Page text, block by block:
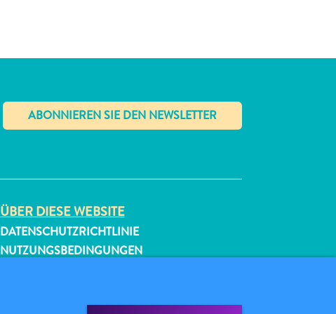
✕
ÜBER DIESE WEBSITE
DATENSCHUTZRICHTLINIE
NUTZUNGSBEDINGUNGEN